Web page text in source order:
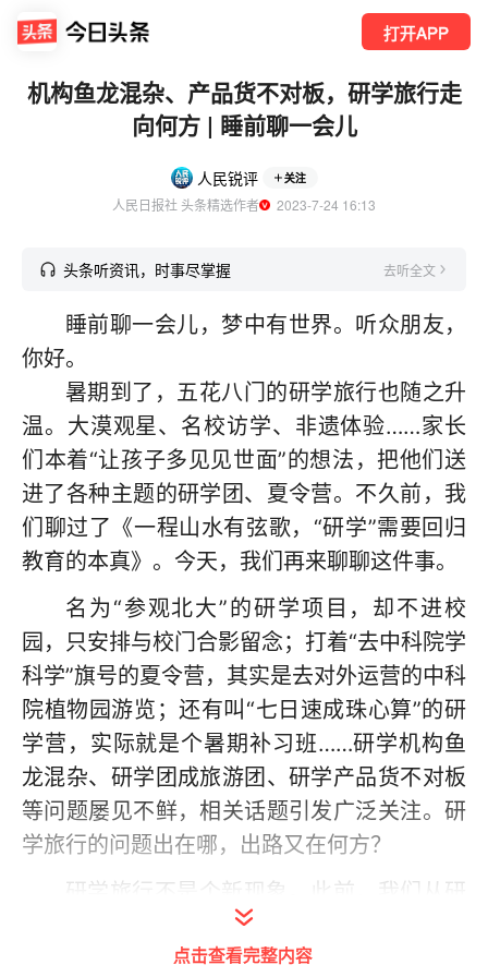
打开APP
机构鱼龙混杂、产品货不对板，研学旅行走
向何方 | 睡前聊一会儿
人民锐评 关注
人民日报社 头条精选作者
  2023-7-24 16:13
头条听资讯，时事尽掌握 去听全文
睡前聊一会儿，梦中有世界。听众朋友，
你好。
暑期到了，五花八门的研学旅行也随之升
温。大漠观星、名校访学、非遗体验……家长
们本着“让孩子多见见世面”的想法，把他们送
进了各种主题的研学团、夏令营。不久前，我
们聊过了《一程山水有弦歌，“研学”需要回归
教育的本真》。今天，我们再来聊聊这件事。
名为“参观北大”的研学项目，却不进校
园，只安排与校门合影留念；打着“去中科院学
科学”旗号的夏令营，其实是去对外运营的中科
院植物园游览；还有叫“七日速成珠心算”的研
学营，实际就是个暑期补习班……研学机构鱼
龙混杂、研学团成旅游团、研学产品货不对板
等问题屡见不鲜，相关话题引发广泛关注。研
学旅行的问题出在哪，出路又在何方？
研学旅行不是个新现象。此前，我们从研
学旅行中挖掘“读万卷书，行万里路”的中国教
育传统，也发现研学旅行正为当今旅游市场培
点击查看完整内容